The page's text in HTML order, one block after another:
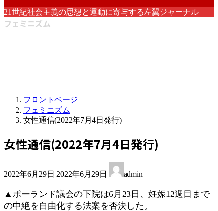
21世紀社会主義の思想と運動に寄与する左翼ジャーナル
フェミニズム
フロントページ
フェミニズム
女性通信(2022年7月4日発行)
女性通信(2022年7月4日発行)
2022年6月29日 終
新
日
2022年6月29日 admin
▲ポーランド議会の下院は6月23日、妊娠12週目まで
の中絶を自由化する法案を否決した。